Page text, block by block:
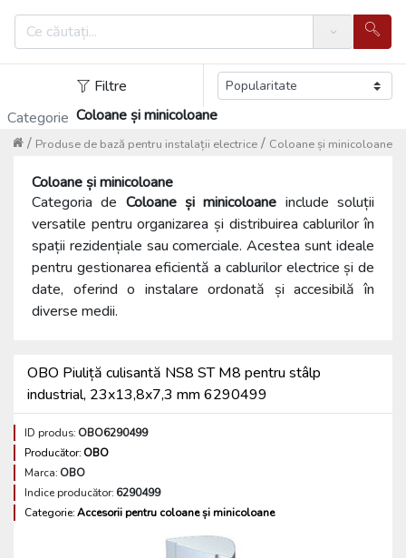
Search
Filtre
Categorie Coloane și minicoloane
Coloane și minicoloane
/
Produse de bază pentru instalații electrice
/
Coloane și minicoloane
Categoria de Coloane și minicoloane include soluții
versatile pentru organizarea și distribuirea cablurilor în
spații rezidențiale sau comerciale. Acestea sunt ideale
pentru gestionarea eficientă a cablurilor electrice și de
date, oferind o instalare ordonată și accesibilă în
diverse medii.
OBO Piuliță culisantă NS8 ST M8 pentru stâlp
industrial, 23x13,8x7,3 mm 6290499
ID produs: OBO6290499
Producător: OBO
Marca: OBO
Indice producător: 6290499
Categorie:Accesorii pentru coloane și minicoloane